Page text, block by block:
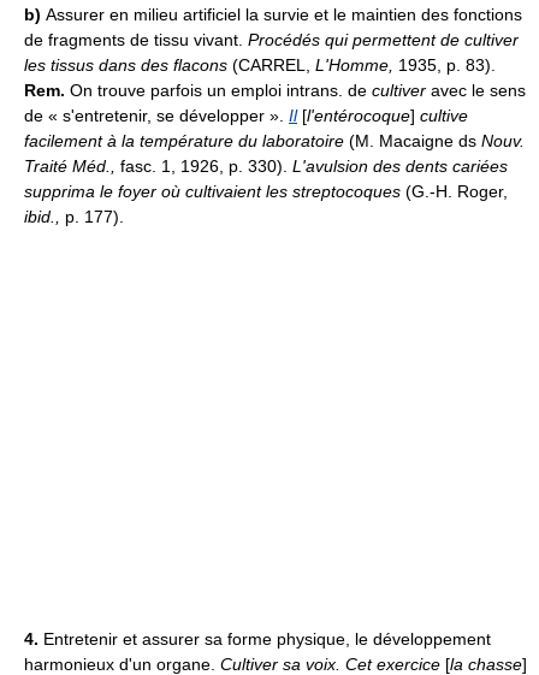
b) Assurer en milieu artificiel la survie et le maintien des fonctions
de fragments de tissu vivant. Procédés qui permettent de cultiver
les tissus dans des flacons (CARREL, L'Homme, 1935, p. 83).
Rem. On trouve parfois un emploi intrans. de cultiver avec le sens
de « s'entretenir, se développer ». Il[l'entérocoque] cultive
facilement à la température du laboratoire (M. Macaigne ds Nouv.
Traité Méd.,
fasc. 1, 1926, p. 330). L'avulsion des dents cariées
supprima le foyer où cultivaient les streptocoques (G.-H. Roger,
ibid.,
p. 177).
4. Entretenir et assurer sa forme physique, le développement
harmonieux d'un organe. Cultiver sa voix. Cet exercice [la chasse]